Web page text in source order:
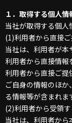
１． 取得する個人情
当社が取得する個人
(1)利用者から直接
当社は、利用者が本
利用者から直接情報
利用者から直接ご
ご自身の情報のほ
る情報等が含まれま
(2)利用者から受領
当社は、利用者か